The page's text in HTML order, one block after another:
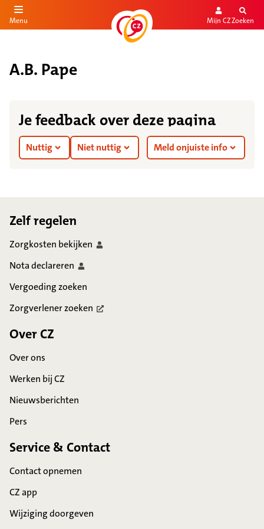
de inhoud
Menu Mijn CZZoeken
A.B. Pape
Je feedback over deze pagina
Nuttig Niet nuttig Meld onjuiste info
Zelf regelen
Zorgkosten bekijken
Notadeclareren
Vergoeding zoeken
Zorgverlenerzoeken
Over CZ
Over ons
Werken bij CZ
Nieuwsberichten
Pers
Service & Contact
Contact opnemen
CZ app
Wijziging doorgeven